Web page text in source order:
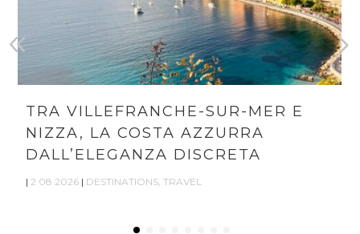
TRA VILLEFRANCHE-SUR-MER E
NIZZA, LA COSTA AZZURRA
DALL’ELEGANZA DISCRETA
| 2 08 2026 | DESTINATIONS ,TRAVEL